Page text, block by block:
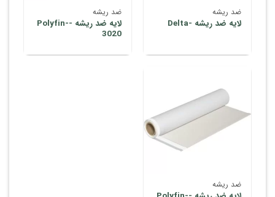
ضد ریشه
لایه ضد ریشه -Delta
ضد ریشه
لایه ضد ریشه -Polyfin-
3020
ضد ریشه